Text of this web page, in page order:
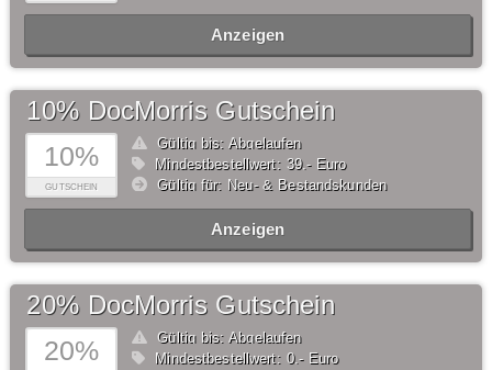
Anzeigen
10%
GUTSCHEIN
10% DocMorris Gutschein
Gültig bis: Abgelaufen
Mindestbestellwert: 39,- Euro
Gültig für: Neu- & Bestandskunden
Anzeigen
20%
20% DocMorris Gutschein
Gültig bis: Abgelaufen
Mindestbestellwert: 0,- Euro